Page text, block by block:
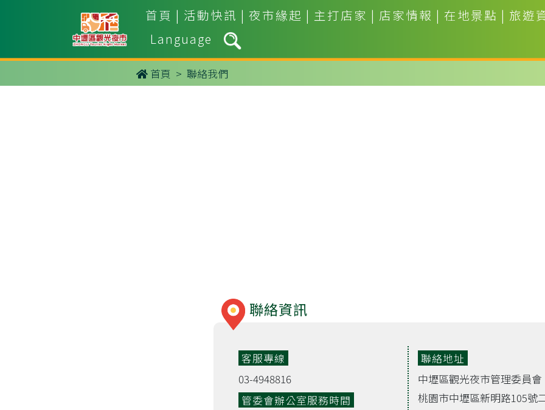
首頁 | 活動快訊 | 夜市緣起 | 主打店家 | 店家情報 | 在地景點 | 旅遊
Language
首頁 > 聯絡我們
聯絡資訊
客服專線
03-4948816
管委會辦公室服務時間
聯絡地址
中壢區觀光夜市管理委員會
桃園市中壢區新明路105號